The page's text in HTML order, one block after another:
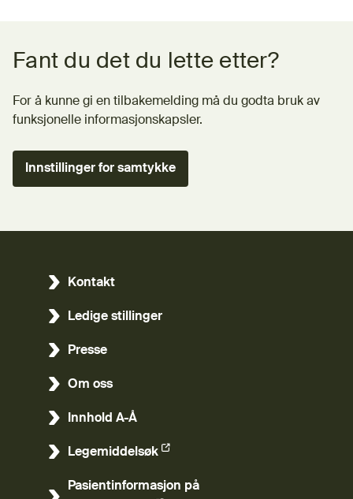
Fant du det du lette etter?
For å kunne gi en tilbakemelding må du godta bruk av
funksjonelle informasjonskapsler.
Innstillinger for samtykke
Kontakt
Ledige stillinger
Presse
Om oss
Innhold A-Å
Legemiddelsøk
(Ekstern lenke)
Pasientinformasjon på